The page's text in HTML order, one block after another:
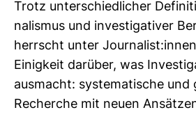
Trotz unter­schied­li­cher
na­lismus und inves­ti­ga­tiver
herrscht unter
Einig­keit dar­über, was
aus­macht: sys­te­ma­ti­sche und
Recherche mit neuen